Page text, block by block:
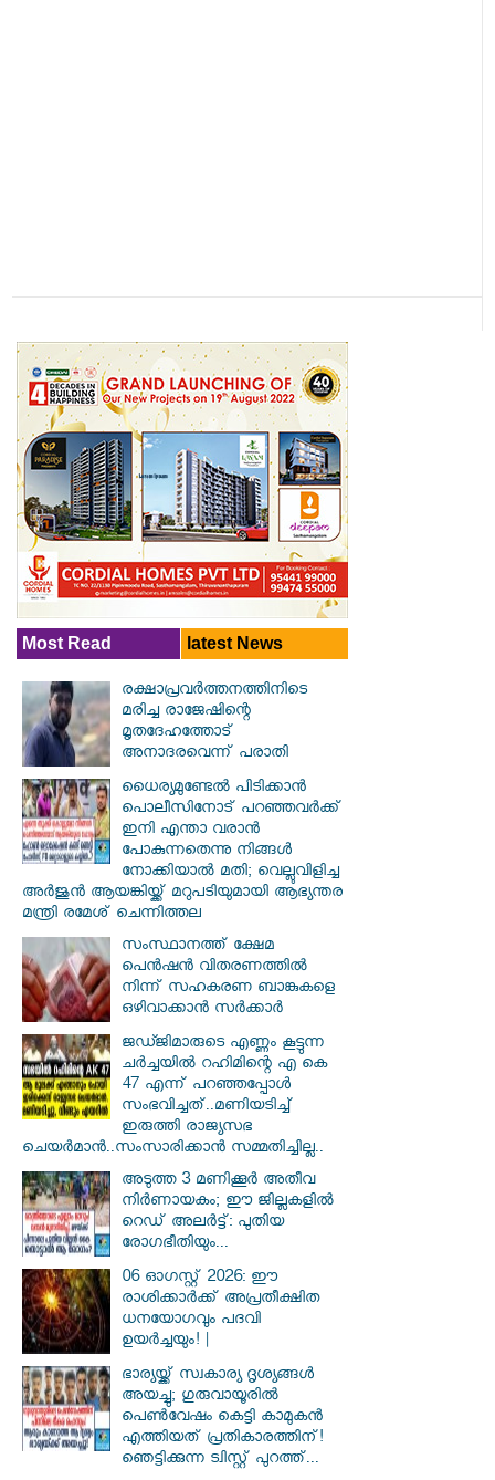
Most Read latest News
രക്ഷാപ്രവര്‍ത്തനത്തിനിടെ
മരിച്ച രാജേഷിന്റെ
മൃതദേഹത്തോട്
അനാദരവെന്ന് പരാതി
ധൈര്യമുണ്ടേൽ പിടിക്കാൻ
പൊലീസിനോട് പറഞ്ഞവർക്ക്
ഇനി എന്താ വരാൻ
പോകുന്നതെന്നു നിങ്ങൾ
നോക്കിയാൽ മതി; വെല്ലുവിളിച്ച
അർജുൻ ആയങ്കിയ്ക്ക് മറുപടിയുമായി ആഭ്യന്തര
മന്ത്രി രമേശ് ചെന്നിത്തല
സംസ്ഥാനത്ത് ക്ഷേമ
പെൻഷൻ വിതരണത്തിൽ
നിന്ന് സഹകരണ ബാങ്കുകളെ
ഒഴിവാക്കാൻ സർക്കാർ
ജഡ്ജിമാരുടെ എണ്ണം കൂട്ടുന്ന
ചർച്ചയിൽ റഹിമിന്റെ എ കെ
47 എന്ന് പറഞ്ഞപ്പോൾ
സംഭവിച്ചത്..മണിയടിച്ച്
ഇരുത്തി രാജ്യസഭ
ചെയർമാൻ..സംസാരിക്കാൻ സമ്മതിച്ചില്ല..
അടുത്ത 3 മണിക്കൂർ അതീവ
നിർണായകം; ഈ ജില്ലകളിൽ
റെഡ് അലർട്ട്: പുതിയ
രോഗഭീതിയും...
06 ഓഗസ്റ്റ് 2026: ഈ
രാശിക്കാർക്ക് അപ്രതീക്ഷിത
ധനയോഗവും പദവി
ഉയർച്ചയും! |
ഭാര്യയ്ക്ക് സ്വകാര്യ ദൃശ്യങ്ങൾ
അയച്ചു; ഗുരുവായൂരിൽ
പെൺവേഷം കെട്ടി കാമുകൻ
എത്തിയത് പ്രതികാരത്തിന്!
ഞെട്ടിക്കുന്ന ട്വിസ്റ്റ് പുറത്ത്...